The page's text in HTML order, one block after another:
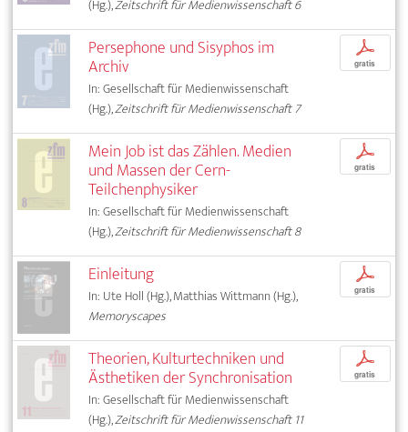
(Hg.),Zeitschrift für Medienwissenschaft 6
Persephone und Sisyphos im
Archiv
In: Gesellschaft für Medienwissenschaft
(Hg.),Zeitschrift für Medienwissenschaft 7
p
gratis
Mein Job ist das Zählen. Medien
und Massen der Cern-
Teilchenphysiker
In: Gesellschaft für Medienwissenschaft
(Hg.),Zeitschrift für Medienwissenschaft 8
p
gratis
Einleitung
In: Ute Holl (Hg.), Matthias Wittmann (Hg.),
Memoryscapes
p
gratis
Theorien, Kulturtechniken und
Ästhetiken der Synchronisation
In: Gesellschaft für Medienwissenschaft
(Hg.),Zeitschrift für Medienwissenschaft 11
p
gratis